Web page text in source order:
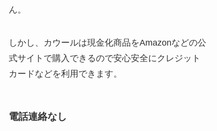
ん。
しかし、カウールは現金化商品をAmazonなどの公
式サイトで購入できるので安心安全にクレジット
カードなどを利用できます。
電話連絡なし